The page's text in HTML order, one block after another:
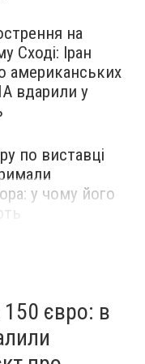
на
Сході: Іран
американських
вдарили у
по виставці
у чому його
євро: в